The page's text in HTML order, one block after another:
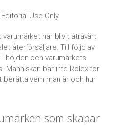
varumärket har blivit åtråvärt
återförsäljare. Till följd av
höjden och varumärkets
Människan bär inte Rolex för
vem man är och hur
som skapar